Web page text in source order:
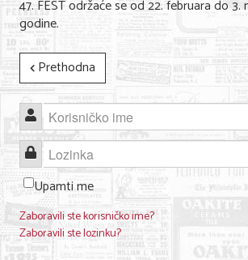
47. FEST održaće se od 22. februara do 3.
godine.
Prethodna
Korisničko ime
Lozinka
Upamti me
Zaboravili ste korisničko ime?
Zaboravili ste lozinku?